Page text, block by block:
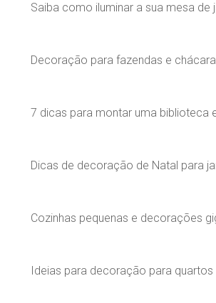
Saiba como iluminar a sua mesa de
Decoração para fazendas e
7 dicas para montar uma biblioteca
Dicas de decoração de Natal para
Cozinhas pequenas e decorações
Ideias para decoração para